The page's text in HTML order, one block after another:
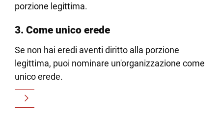
porzione legittima.
3. Come unico erede
Se non hai eredi aventi diritto alla porzione
legittima, puoi nominare un'organizzazione come
unico erede.